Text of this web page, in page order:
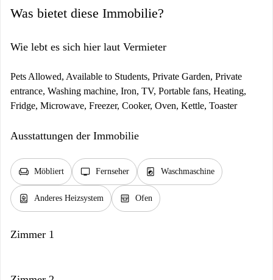
Was bietet diese Immobilie?
Wie lebt es sich hier laut Vermieter
Pets Allowed, Available to Students, Private Garden, Private
entrance, Washing machine, Iron, TV, Portable fans, Heating,
Fridge, Microwave, Freezer, Cooker, Oven, Kettle, Toaster
Ausstattungen der Immobilie
chair Möbliert tv Fernseher local_laundry_service Waschmaschine
water_heater Anderes Heizsystem oven_gen Ofen
Zimmer 1